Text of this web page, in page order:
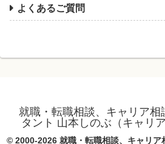
よくあるご質問
就職・転職相談、キャリア相
タント 山本しのぶ（キャリ
© 2000-2026 就職・転職相談、キャリア